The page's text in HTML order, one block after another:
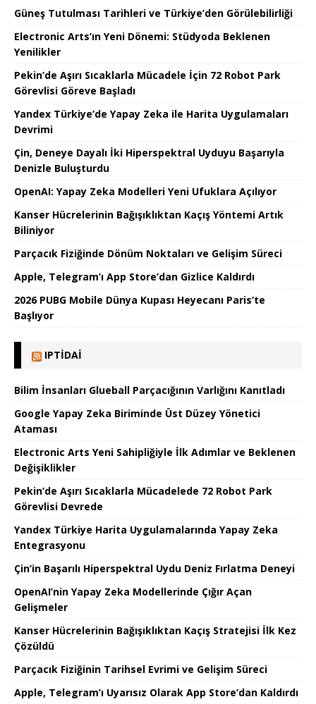
Güneş Tutulması Tarihleri ve Türkiye’den Görülebilirliği
Electronic Arts’ın Yeni Dönemi: Stüdyoda Beklenen
Yenilikler
Pekin’de Aşırı Sıcaklarla Mücadele İçin 72 Robot Park
Görevlisi Göreve Başladı
Yandex Türkiye’de Yapay Zeka ile Harita Uygulamaları
Devrimi
Çin, Deneye Dayalı İki Hiperspektral Uyduyu Başarıyla
Denizle Buluşturdu
OpenAI: Yapay Zeka Modelleri Yeni Ufuklara Açılıyor
Kanser Hücrelerinin Bağışıklıktan Kaçış Yöntemi Artık
Biliniyor
Parçacık Fiziğinde Dönüm Noktaları ve Gelişim Süreci
Apple, Telegram’ı App Store’dan Gizlice Kaldırdı
2026 PUBG Mobile Dünya Kupası Heyecanı Paris’te
Başlıyor
IPTIDAI
Bilim İnsanları Glueball Parçacığının Varlığını Kanıtladı
Google Yapay Zeka Biriminde Üst Düzey Yönetici
Ataması
Electronic Arts Yeni Sahipliğiyle İlk Adımlar ve Beklenen
Değişiklikler
Pekin’de Aşırı Sıcaklarla Mücadelede 72 Robot Park
Görevlisi Devrede
Yandex Türkiye Harita Uygulamalarında Yapay Zeka
Entegrasyonu
Çin’in Başarılı Hiperspektral Uydu Deniz Fırlatma Deneyi
OpenAI’nin Yapay Zeka Modellerinde Çığır Açan
Gelişmeler
Kanser Hücrelerinin Bağışıklıktan Kaçış Stratejisi İlk Kez
Çözüldü
Parçacık Fiziğinin Tarihsel Evrimi ve Gelişim Süreci
Apple, Telegram’ı Uyarısız Olarak App Store’dan Kaldırdı